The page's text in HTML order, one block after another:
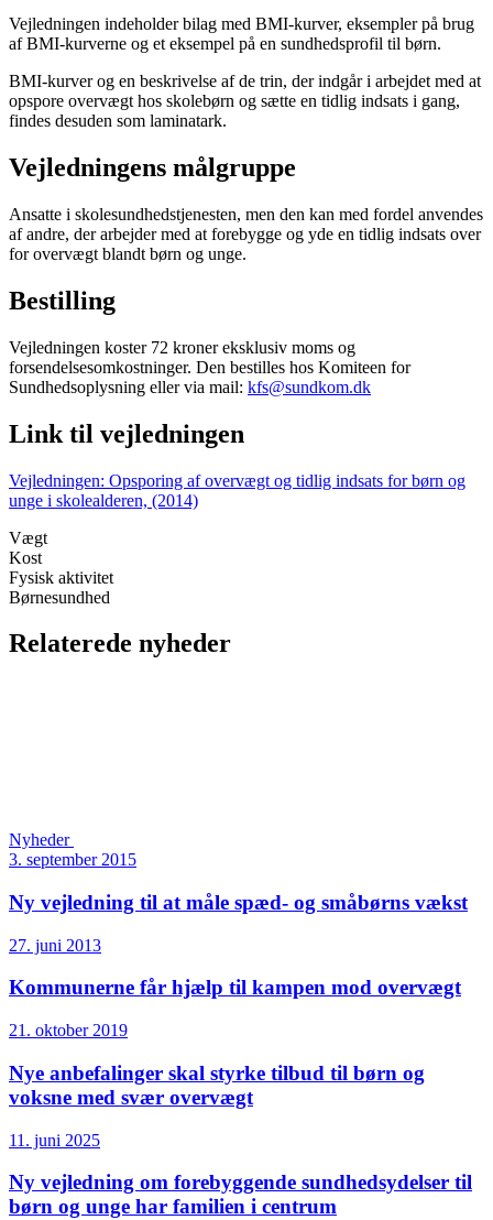
Vejledningen indeholder bilag med BMI-kurver, eksempler på brug
af BMI-kurverne og et eksempel på en sundhedsprofil til børn.
BMI-kurver og en beskrivelse af de trin, der indgår i arbejdet med at
opspore overvægt hos skolebørn og sætte en tidlig indsats i gang,
findes desuden som laminatark.
Vejledningens målgruppe
Ansatte i skolesundhedstjenesten, men den kan med fordel anvendes
af andre, der arbejder med at forebygge og yde en tidlig indsats over
for overvægt blandt børn og unge.
Bestilling
Vejledningen koster 72 kroner eksklusiv moms og
forsendelsesomkostninger. Den bestilles hos Komiteen for
Sundhedsoplysning eller via mail: kfs@sundkom.dk
Link til vejledningen
Vejledningen: Opsporing af overvægt og tidlig indsats for børn og
unge i skolealderen, (2014)
Vægt
Kost
Fysisk aktivitet
Børnesundhed
Relaterede nyheder
Nyheder
3. september 2015
Ny vejledning til at måle spæd- og småbørns vækst
27. juni 2013
Kommunerne får hjælp til kampen mod overvægt
21. oktober 2019
Nye anbefalinger skal styrke tilbud til børn og
voksne med svær overvægt
11. juni 2025
Ny vejledning om forebyggende sundhedsydelser til
børn og unge har familien i centrum